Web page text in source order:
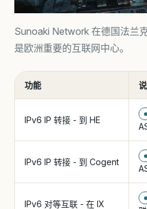
Sunoaki Network 在德国法兰
是欧洲重要的互联网中心。
功能
IPv6 IP 转接 - 到 HE
IPv6 IP 转接 - 到 Cogent
IPv6 对等互联 - 在 IX